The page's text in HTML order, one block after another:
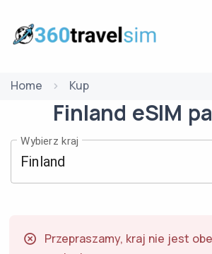
Home Kup
Finland eSIM
Wybierz kraj
Przepraszamy, kraj nie jest